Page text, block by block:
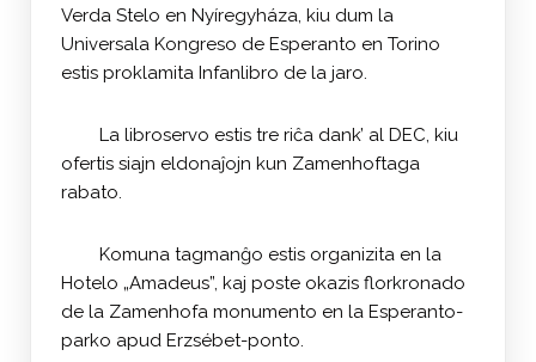
Verda Stelo en Nyíregyháza, kiu dum la
Universala Kongreso de Esperanto en Torino
estis proklamita Infanlibro de la jaro.
La libroservo estis tre riĉa dank’ al DEC, kiu
ofertis siajn eldonaĵojn kun Zamenhoftaga
rabato.
Komuna tagmanĝo estis organizita en la
Hotelo „Amadeus”, kaj poste okazis florkronado
de la Zamenhofa monumento en la Esperanto-
parko apud Erzsébet-ponto.